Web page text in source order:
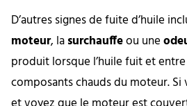
D’autres signes de fuite d’huile
moteur, lasurchauffeou une
produit lorsque l’huile fuit et
composants chauds du moteur.